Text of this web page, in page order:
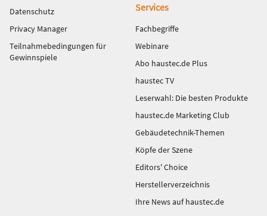
Datenschutz
Privacy Manager
Teilnahmebedingungen für
Gewinnspiele
Services
Fachbegriffe
Webinare
Abo haustec.de Plus
haustec TV
Leserwahl: Die besten Produkte
haustec.de Marketing Club
Gebäudetechnik-Themen
Köpfe der Szene
Editors' Choice
Herstellerverzeichnis
Ihre News auf haustec.de